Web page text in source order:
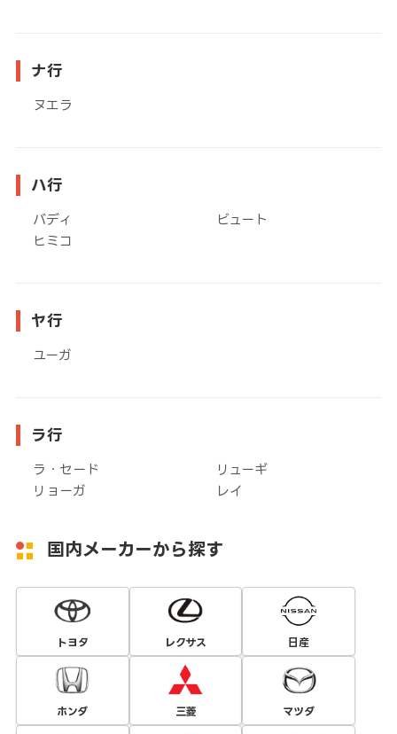
ナ行
ヌエラ
ハ行
バディ
ビュート
ヒミコ
ヤ行
ユーガ
ラ行
ラ・セード
リューギ
リョーガ
レイ
国内メーカーから探す
トヨタ レクサス 日産
ホンダ 三菱 マツダ